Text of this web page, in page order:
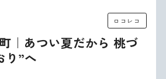
ロコレコ
｜あつい夏だから 桃づ
り”へ